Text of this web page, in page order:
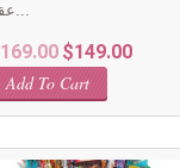
عقبا...
169.00 Original
price
was:
$149.00Current
Add To Cart